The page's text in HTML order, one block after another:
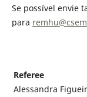
Se possível envie
para
Referee
Alessandra